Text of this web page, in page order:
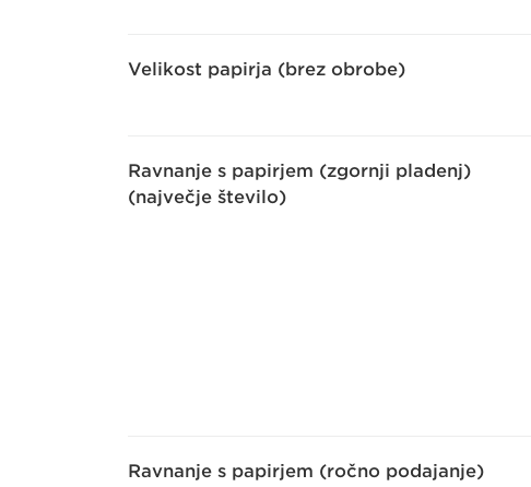
Velikost papirja (brez obrobe)
Ravnanje s papirjem (zgornji pladenj)
(največje število)
Ravnanje s papirjem (ročno podajanje)